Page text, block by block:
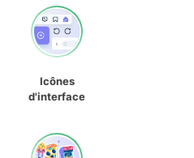
Icônes
d'interface